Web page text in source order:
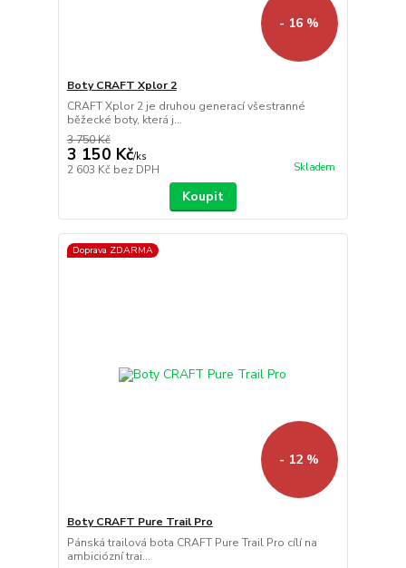
- 16 %
Boty CRAFT Xplor 2
CRAFT Xplor 2 je druhou generací všestranné
běžecké boty, která j...
3 750 Kč
3 150 Kč/ks
2 603 Kč bez DPH Skladem
Koupit
Doprava ZDARMA
- 12 %
Boty CRAFT Pure Trail Pro
Pánská trailová bota CRAFT Pure Trail Pro cílí na
ambiciózní trai...